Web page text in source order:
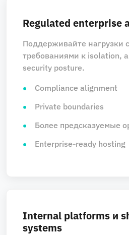
Regulated enterprise
Поддерживайте нагрузки
требованиями к isolation,
security posture.
Compliance alignment
Private boundaries
Более предсказуемые
Enterprise‑ready hosting
Internal platforms и
systems